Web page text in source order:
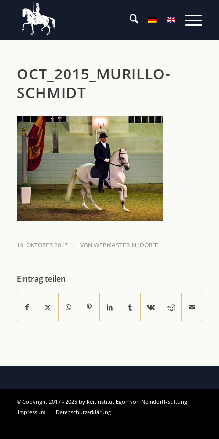
OCT_2015_MURILLO-
SCHMIDT
16. OKTOBER 2017 / VON WEBMASTER_N1DORFF
Eintrag teilen
© Copyright 2017 - 2025 by Reitinstitut Egon von Neindorff-Stiftung
Impressum
Datenschutzerklärung